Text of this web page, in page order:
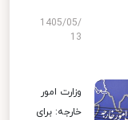
1405/05/
13
وزارت امور
خارجه: برای